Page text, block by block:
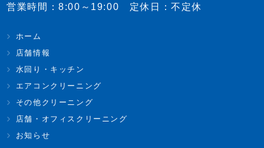
営業時間：8:00～19:00 定休日：不定休
ホーム
店舗情報
水回り・キッチン
エアコンクリーニング
その他クリーニング
店舗・オフィスクリーニング
お知らせ